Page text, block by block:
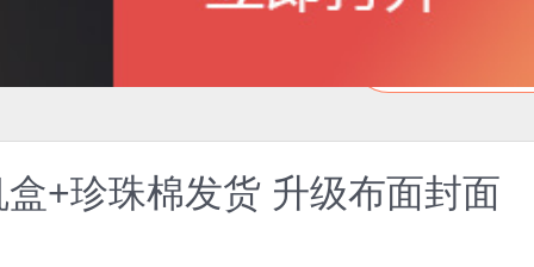
+珍珠棉发货 升级布面封面